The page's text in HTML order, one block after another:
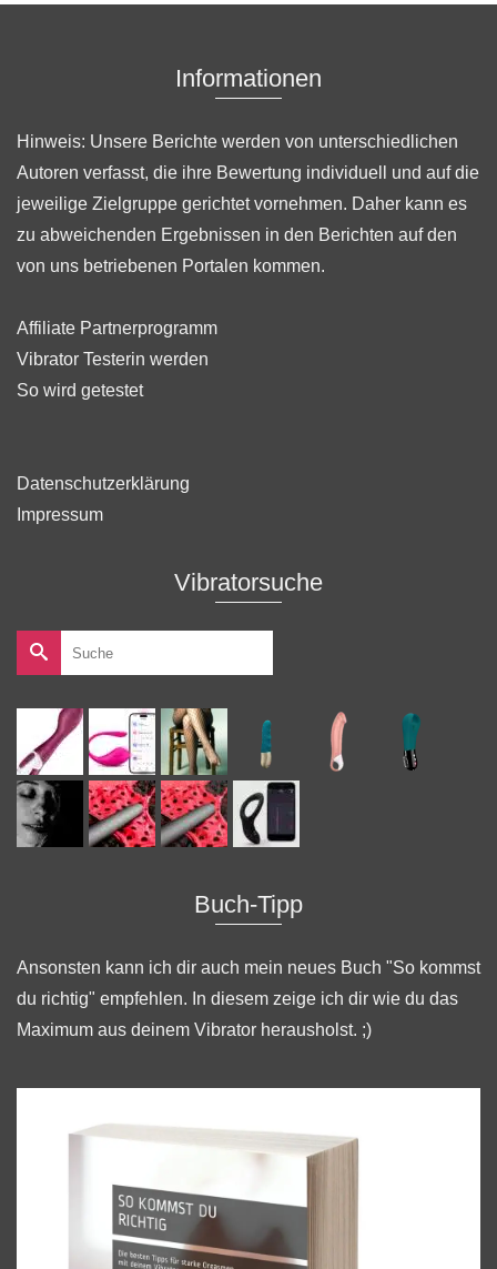
Informationen
Hinweis: Unsere Berichte werden von unterschiedlichen
Autoren verfasst, die ihre Bewertung individuell und auf die
jeweilige Zielgruppe gerichtet vornehmen. Daher kann es
zu abweichenden Ergebnissen in den Berichten auf den
von uns betriebenen Portalen kommen.
Affiliate Partnerprogramm
Vibrator Testerin werden
So wird getestet
Datenschutzerklärung
Impressum
Vibratorsuche
Suche
nach:
Buch-Tipp
Ansonsten kann ich dir auch mein neues Buch "So kommst
du richtig" empfehlen. In diesem zeige ich dir wie du das
Maximum aus deinem Vibrator herausholst. ;)